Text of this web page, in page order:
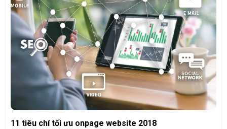
11 tiêu chí tối ưu onpage website 2018